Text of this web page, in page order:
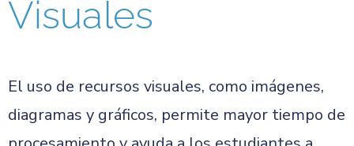
Visuales
El uso de recursos visuales, como imágenes,
diagramas y gráficos, permite mayor tiempo de